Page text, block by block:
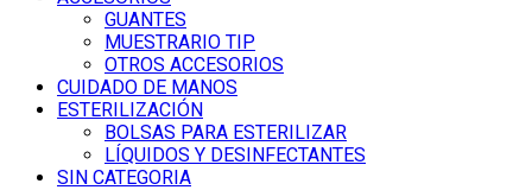
GUANTES
MUESTRARIO TIP
OTROS ACCESORIOS
CUIDADO DE MANOS
ESTERILIZACIÓN
BOLSAS PARA ESTERILIZAR
LÍQUIDOS Y DESINFECTANTES
SIN CATEGORIA